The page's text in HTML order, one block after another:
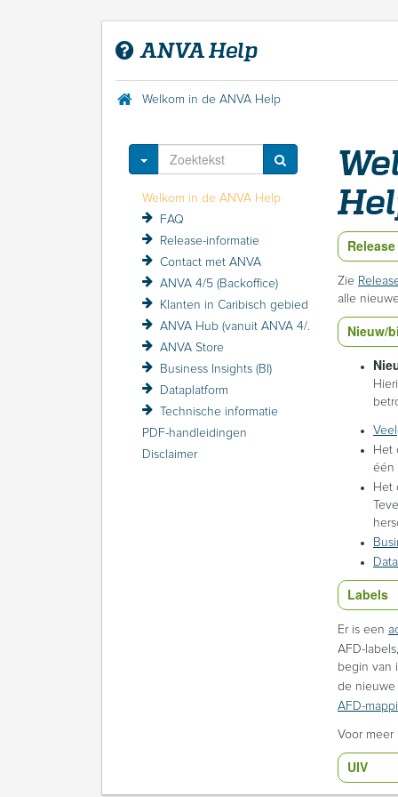
ANVA Help
Welkom in de ANVA Help
Toggle Dropdown
Welkom in de ANVA Help
FAQ
Release-informatie
Contact met ANVA
ANVA 4/5 (Backoffice)
Klanten in Caribisch gebied
ANVA Hub (vanuit ANVA 4/5)
ANVA Store
Business Insights (BI)
Dataplatform
Technische informatie
PDF-handleidingen
Disclaimer
Zie
alle
Nieuw/
Het
één
Het
Labels
Er is een
AFD-
begin van
de nieuwe
AFD-
Voor
UIV